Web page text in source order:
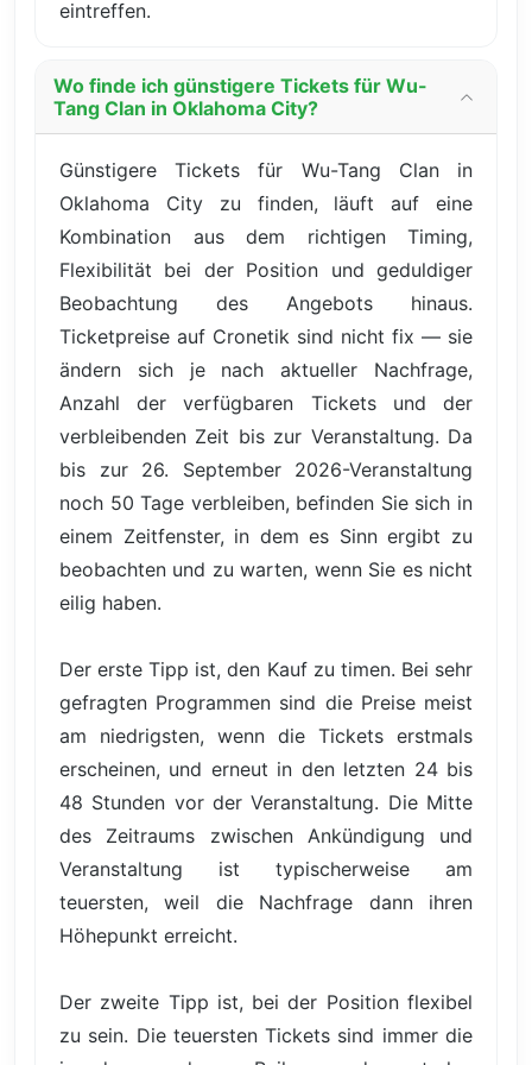
eintreffen.
Wo finde ich günstigere Tickets für Wu-
Tang Clan in Oklahoma City?
Günstigere Tickets für Wu-Tang Clan in
Oklahoma City zu finden, läuft auf eine
Kombination aus dem richtigen Timing,
Flexibilität bei der Position und geduldiger
Beobachtung des Angebots hinaus.
Ticketpreise auf Cronetik sind nicht fix — sie
ändern sich je nach aktueller Nachfrage,
Anzahl der verfügbaren Tickets und der
verbleibenden Zeit bis zur Veranstaltung. Da
bis zur 26. September 2026-Veranstaltung
noch 50 Tage verbleiben, befinden Sie sich in
einem Zeitfenster, in dem es Sinn ergibt zu
beobachten und zu warten, wenn Sie es nicht
eilig haben.
Der erste Tipp ist, den Kauf zu timen. Bei sehr
gefragten Programmen sind die Preise meist
am niedrigsten, wenn die Tickets erstmals
erscheinen, und erneut in den letzten 24 bis
48 Stunden vor der Veranstaltung. Die Mitte
des Zeitraums zwischen Ankündigung und
Veranstaltung ist typischerweise am
teuersten, weil die Nachfrage dann ihren
Höhepunkt erreicht.
Der zweite Tipp ist, bei der Position flexibel
zu sein. Die teuersten Tickets sind immer die